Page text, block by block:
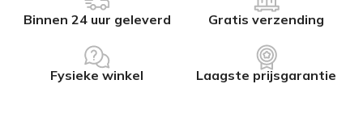
Binnen 24 uur geleverd Gratis verzending
Fysieke winkel Laagste prijsgarantie